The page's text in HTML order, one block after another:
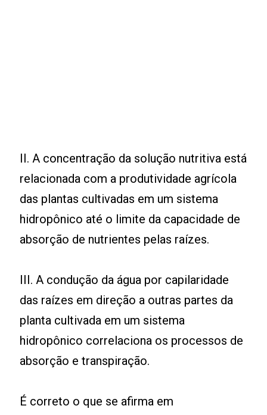
II. A concentração da solução nutritiva está
relacionada com a produtividade agrícola
das plantas cultivadas em um sistema
hidropônico até o limite da capacidade de
absorção de nutrientes pelas raízes.
III. A condução da água por capilaridade
das raízes em direção a outras partes da
planta cultivada em um sistema
hidropônico correlaciona os processos de
absorção e transpiração.
É correto o que se afirma em